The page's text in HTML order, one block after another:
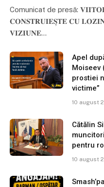
Comunicat de presă:
𝐂𝐎𝐍𝐒𝐓𝐑𝐔𝐈𝐄𝐒̦𝐓𝐄 𝐂𝐔
𝐕𝐈𝐙𝐈𝐔𝐍𝐄…
Apel
Moiseev
prostiei
victime”
10 august
Cătălin
pentru
10 august